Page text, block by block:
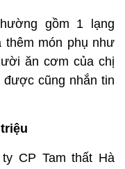
gồm 1 lạng
thêm món phụ như
ăn cơm của chị
được cũng nhắn tin
CP Tam thất Hà